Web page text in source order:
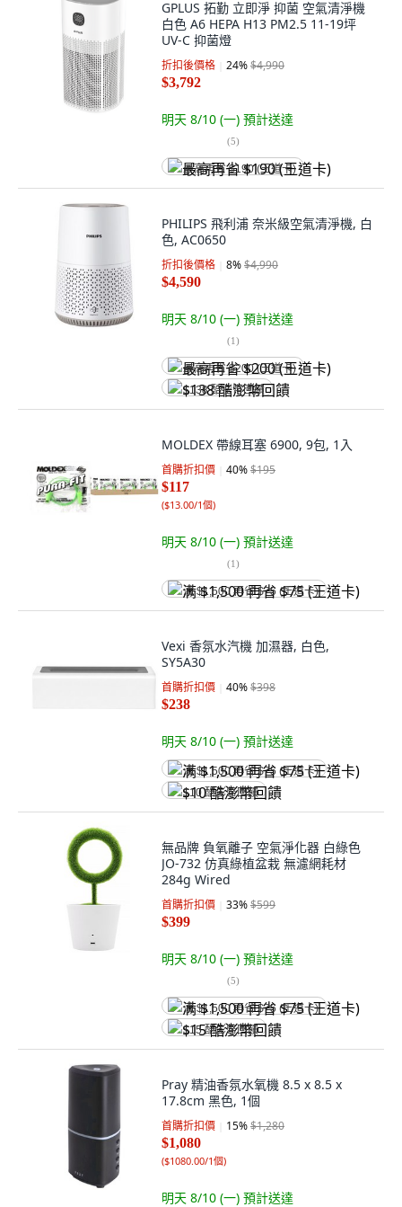
GPLUS 拓勤 立即淨 抑菌 空氣清淨機
白色 A6 HEPA H13 PM2.5 11-19坪
UV-C 抑菌燈
折扣後價格 24%$4,990
$3,792
明天 8/10 (一) 預計送達
(5)
最高再省 $190 (王道卡)
PHILIPS 飛利浦 奈米級空氣清淨機, 白
色, AC0650
折扣後價格 8%$4,990
$4,590
明天 8/10 (一) 預計送達
(1)
最高再省 $200 (王道卡)
$138 酷澎幣回饋
MOLDEX 帶線耳塞 6900, 9包, 1入
首購折扣價 40%$195
$117
($13.00/1個)
明天 8/10 (一) 預計送達
(1)
满 $1,500 再省 $75 (王道卡)
Vexi 香氛水汽機 加濕器, 白色,
SY5A30
首購折扣價 40%$398
$238
明天 8/10 (一) 預計送達
满 $1,500 再省 $75 (王道卡)
$10 酷澎幣回饋
無品牌 負氧離子 空氣淨化器 白綠色
JO-732 仿真綠植盆栽 無濾網耗材
284g Wired
首購折扣價 33%$599
$399
明天 8/10 (一) 預計送達
(5)
满 $1,500 再省 $75 (王道卡)
$15 酷澎幣回饋
Pray 精油香氛水氧機 8.5 x 8.5 x
17.8cm 黑色, 1個
首購折扣價 15%$1,280
$1,080
($1080.00/1個)
明天 8/10 (一) 預計送達